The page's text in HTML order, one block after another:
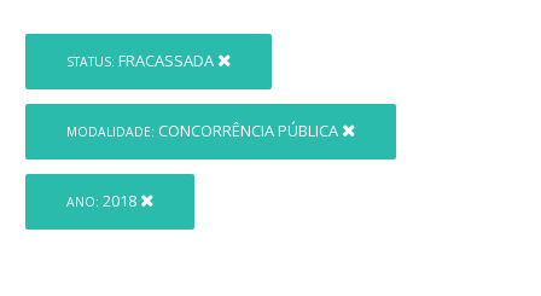
STATUS: FRACASSADA
MODALIDADE: CONCORRÊNCIA PÚBLICA
ANO: 2018